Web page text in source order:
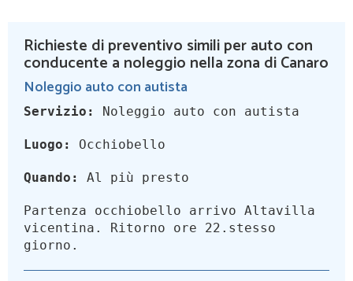
Richieste di preventivo simili per auto con
conducente a noleggio nella zona di Canaro
Noleggio auto con autista
Servizio: Noleggio auto con autista
Luogo: Occhiobello
Quando: Al più presto
Partenza occhiobello arrivo Altavilla
vicentina. Ritorno ore 22.stesso
giorno.